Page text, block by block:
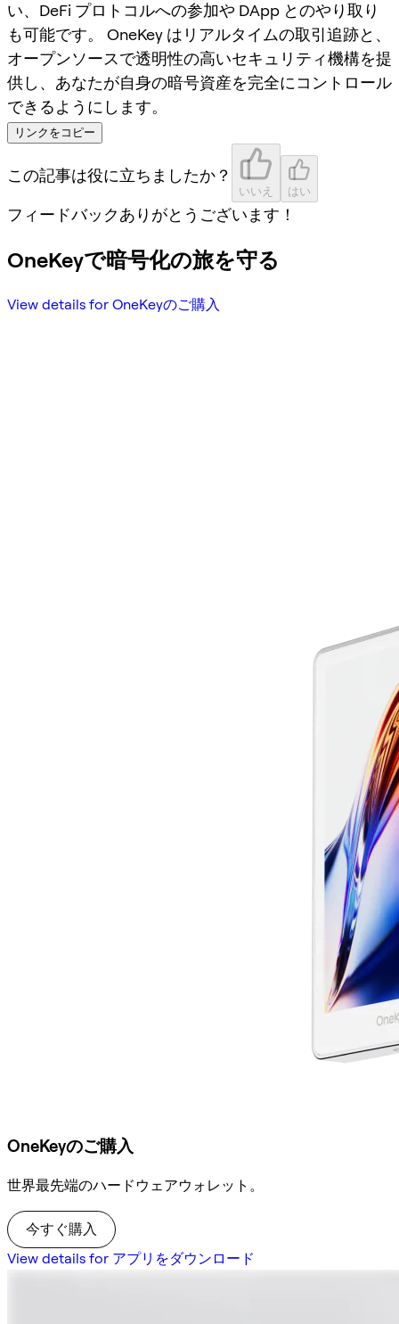
い、DeFi プロトコルへの参加や DApp とのやり取り
も可能です。 OneKey はリアルタイムの取引追跡と、
オープンソースで透明性の高いセキュリティ機構を提
供し、あなたが自身の暗号資産を完全にコントロール
できるようにします。
リンクをコピー
この記事は役に立ちましたか？
いいえ はい
フィードバックありがとうございます！
OneKeyで暗号化の旅を守る
View details for OneKeyのご購入
OneKeyのご購入
世界最先端のハードウェアウォレット。
今すぐ購入
View details for アプリをダウンロード